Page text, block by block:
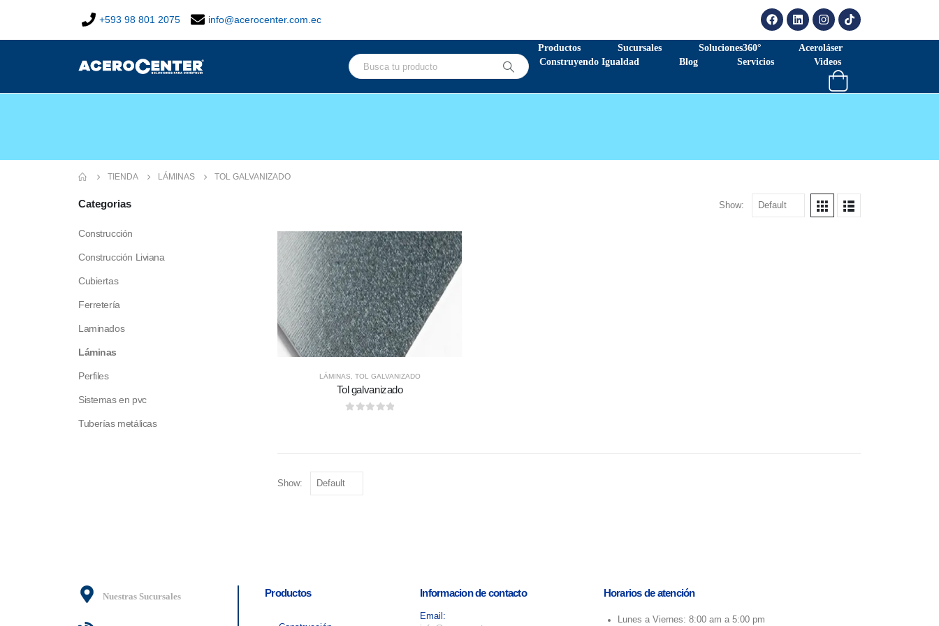
+593 98 801 2075 info@acerocenter.com.ec
Productos Sucursales Soluciones360°
Aceroláser
Construyendo Igualdad
Blog Servicios Videos
TIENDA LÁMINAS TOL GALVANIZADO
Show:
LÁMINAS TOL GALVANIZADO
Tol galvanizado
Show:
Categorias
Construcción
Construcción Liviana
Cubiertas
Ferretería
Laminados
Láminas
Perfiles
Sistemas en pvc
Tuberías metálicas
Nuestras Sucursales Productos Informacion de contacto
Email:
Horarios de atención
Lunes a Viernes: 8:00 am a 5:00 pm